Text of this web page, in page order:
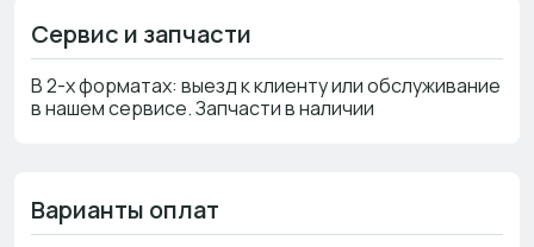
Сервис и запчасти
В 2-х форматах: выезд к клиенту или обслуживание
в нашем сервисе. Запчасти в наличии
Варианты оплат